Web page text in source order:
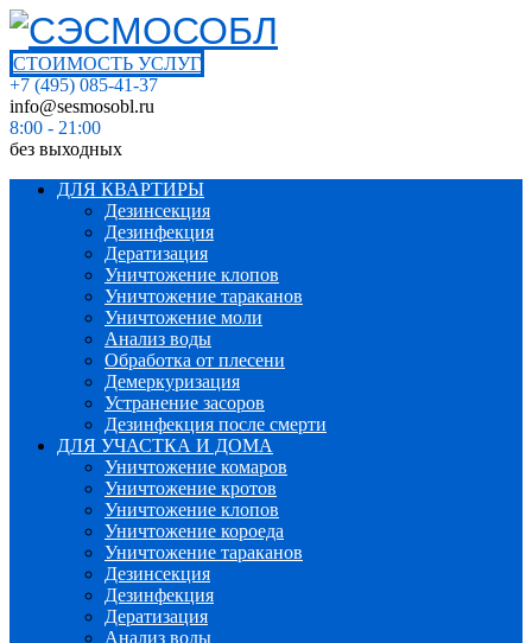
СТОИМОСТЬ УСЛУГ
+7 (495) 085-41-37
info@sesmosobl.ru
8:00 - 21:00
без выходных
ДЛЯ КВАРТИРЫ
Дезинсекция
Дезинфекция
Дератизация
Уничтожение клопов
Уничтожение тараканов
Уничтожение моли
Анализ воды
Обработка от плесени
Демеркуризация
Устранение засоров
Дезинфекция после смерти
ДЛЯ УЧАСТКА И ДОМА
Уничтожение комаров
Уничтожение кротов
Уничтожение клопов
Уничтожение короеда
Уничтожение тараканов
Дезинсекция
Дезинфекция
Дератизация
Анализ воды